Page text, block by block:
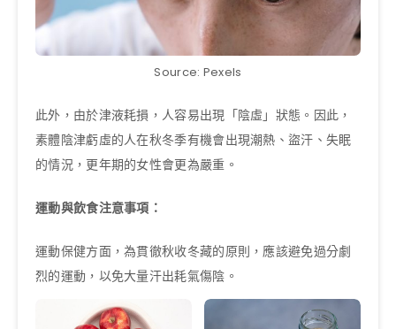
Source: Pexels
此外，由於津液耗損，人容易出現「陰虛」狀態。因此，
素體陰津虧虛的人在秋冬季有機會出現潮熱、盜汗、失眠
的情況，更年期的女性會更為嚴重。
運動與飲食注意事項：
運動保健方面，為貫徹秋收冬藏的原則，應該避免過分劇
烈的運動，以免大量汗出耗氣傷陰。